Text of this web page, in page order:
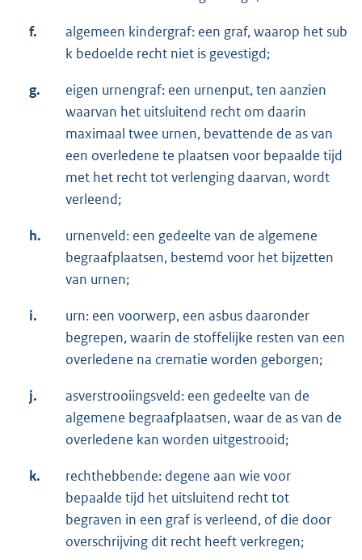
f.
algemeen kindergraf: een graf, waarop het sub
k bedoelde recht niet is gevestigd;
g.
eigen urnengraf: een urnenput, ten aanzien
waarvan het uitsluitend recht om daarin
maximaal twee urnen, bevattende de as van
een overledene te plaatsen voor bepaalde tijd
met het recht tot verlenging daarvan, wordt
verleend;
h.
urnenveld: een gedeelte van de algemene
begraafplaatsen, bestemd voor het bijzetten
van urnen;
i.
urn: een voorwerp, een asbus daaronder
begrepen, waarin de stoffelijke resten van een
overledene na crematie worden geborgen;
j.
asverstrooiingsveld: een gedeelte van de
algemene begraafplaatsen, waar de as van de
overledene kan worden uitgestrooid;
k.
rechthebbende: degene aan wie voor
bepaalde tijd het uitsluitend recht tot
begraven in een graf is verleend, of die door
overschrijving dit recht heeft verkregen;